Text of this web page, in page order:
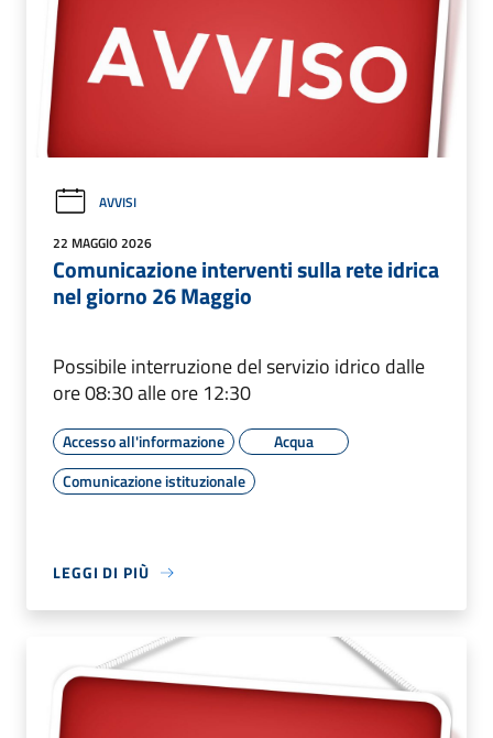
AVVISI
22 MAGGIO 2026
Comunicazione interventi sulla rete idrica
nel giorno 26 Maggio
Possibile interruzione del servizio idrico dalle
ore 08:30 alle ore 12:30
Accesso all'informazione
Acqua
Comunicazione istituzionale
LEGGI DI PIÙ